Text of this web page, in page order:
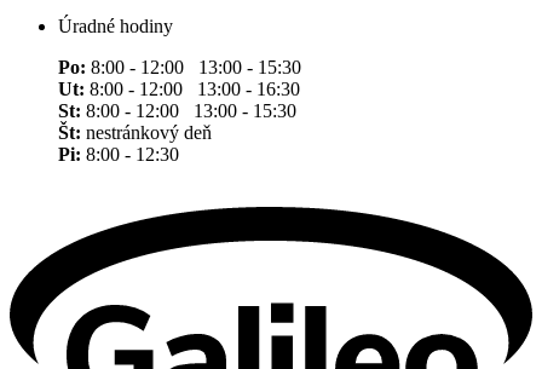
Úradné hodiny
Po: 8:00 - 12:00 13:00 - 15:30
Ut: 8:00 - 12:00 13:00 - 16:30
St: 8:00 - 12:00 13:00 - 15:30
Št: nestránkový deň
Pi: 8:00 - 12:30